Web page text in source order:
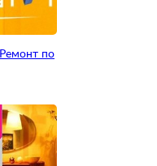
Ремонт по